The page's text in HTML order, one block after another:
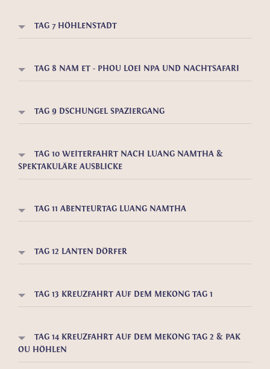
TAG 7 HÖHLENSTADT
TAG 8 NAM ET - PHOU LOEI NPA UND NACHTSAFARI
TAG 9 DSCHUNGEL SPAZIERGANG
TAG 10 WEITERFAHRT NACH LUANG NAMTHA &
SPEKTAKULÄRE AUSBLICKE
TAG 11 ABENTEURTAG LUANG NAMTHA
TAG 12 LANTEN DÖRFER
TAG 13 KREUZFAHRT AUF DEM MEKONG TAG 1
TAG 14 KREUZFAHRT AUF DEM MEKONG TAG 2 & PAK
OU HÖHLEN